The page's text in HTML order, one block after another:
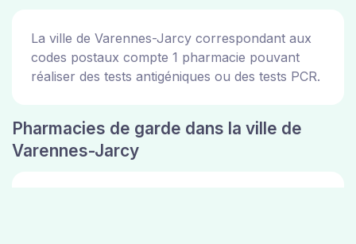
La ville de Varennes-Jarcy correspondant aux
codes postaux compte 1 pharmacie pouvant
réaliser des tests antigéniques ou des tests PCR.
Pharmacies de garde dans la ville de
Varennes-Jarcy